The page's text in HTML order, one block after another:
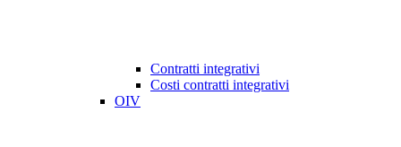
Contratti integrativi
Costi contratti integrativi
OIV